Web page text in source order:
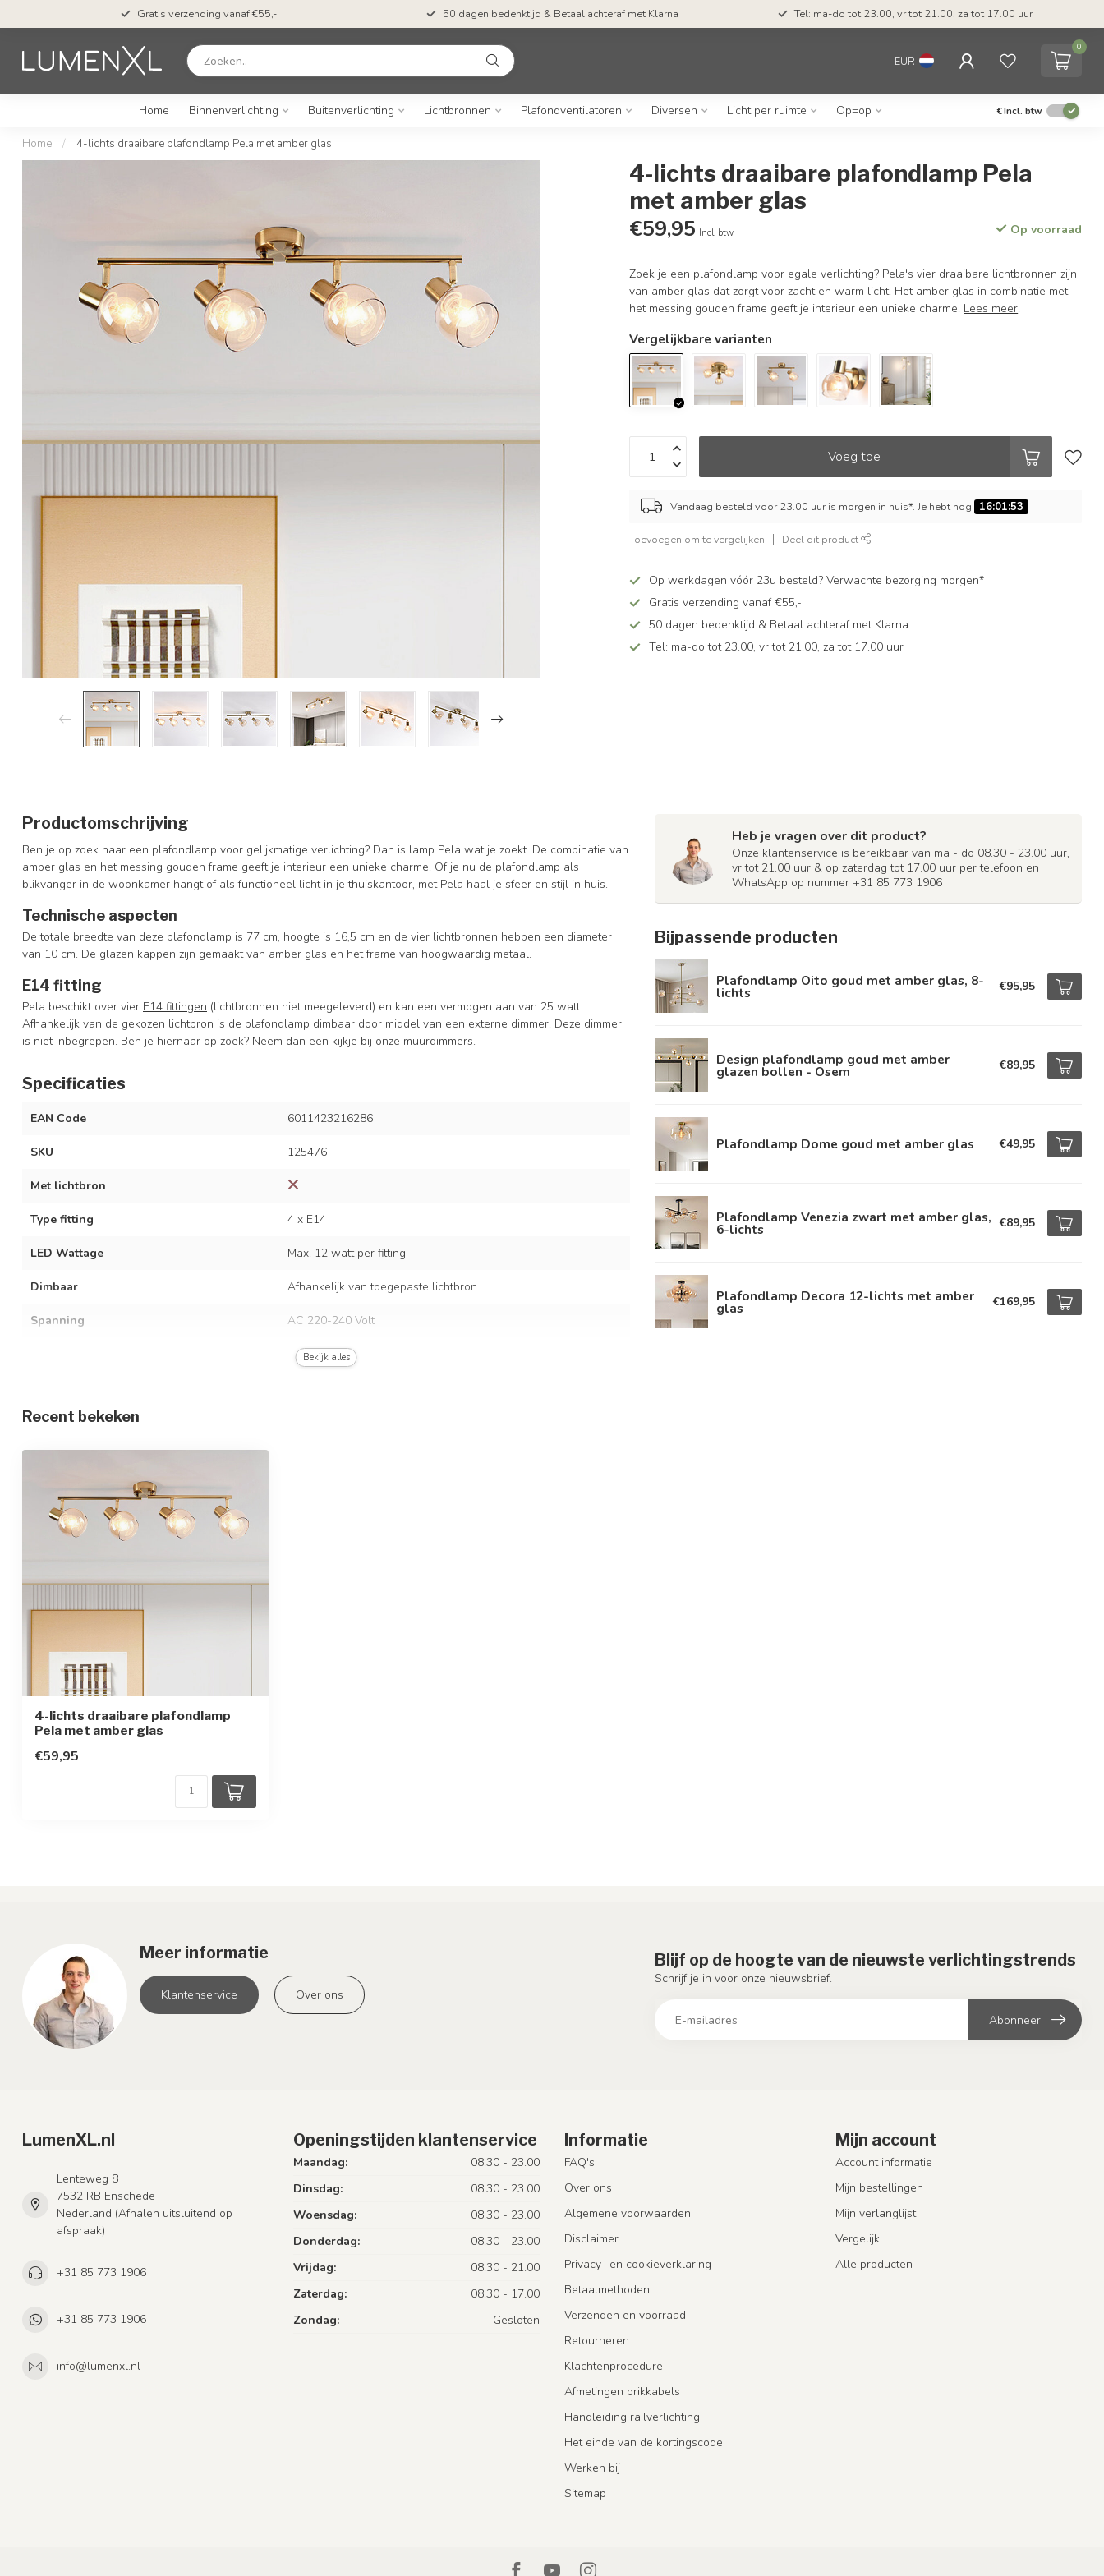
Gratis verzending vanaf €55,- 50 dagen bedenktijd & Betaal achteraf met Klarna Tel: ma-do tot 23.00, vr tot 21.00, za tot 17.00 uur
EUR
0
Home Binnenverlichting Buitenverlichting Lichtbronnen Plafondventilatoren Diversen Licht per ruimte Op=op €Incl. btw
Home / 4-lichts draaibare plafondlamp Pela met amber glas
4-lichts draaibare plafondlamp Pela
met amber glas
€59,95 Incl. btw Op voorraad
Zoek je een plafondlamp voor egale verlichting? Pela's vier draaibare lichtbronnen zijn
van amber glas dat zorgt voor zacht en warm licht. Het amber glas in combinatie met
het messing gouden frame geeft je interieur een unieke charme. Lees meer.
Vergelijkbare varianten
Voeg toe
Vandaag besteld voor 23.00 uur is morgen in huis*. Je hebt nog 16:01:52
Toevoegen om te vergelijken Deel dit product
Op werkdagen vóór 23u besteld? Verwachte bezorging morgen*
Gratis verzending vanaf €55,-
50 dagen bedenktijd & Betaal achteraf met Klarna
Tel: ma-do tot 23.00, vr tot 21.00, za tot 17.00 uur
Productomschrijving
Ben je op zoek naar een plafondlamp voor gelijkmatige verlichting? Dan is lamp Pela wat je zoekt. De combinatie van
amber glas en het messing gouden frame geeft je interieur een unieke charme. Of je nu de plafondlamp als
blikvanger in de woonkamer hangt of als functioneel licht in je thuiskantoor, met Pela haal je sfeer en stijl in huis.
Technische aspecten
De totale breedte van deze plafondlamp is 77 cm, hoogte is 16,5 cm en de vier lichtbronnen hebben een diameter
van 10 cm. De glazen kappen zijn gemaakt van amber glas en het frame van hoogwaardig metaal.
E14 fitting
Pela beschikt over vier E14 fittingen (lichtbronnen niet meegeleverd) en kan een vermogen aan van 25 watt.
Afhankelijk van de gekozen lichtbron is de plafondlamp dimbaar door middel van een externe dimmer. Deze dimmer
is niet inbegrepen. Ben je hiernaar op zoek? Neem dan een kijkje bij onze muurdimmers.
Specificaties
EAN Code 6011423216286
SKU 125476
Met lichtbron
Type fitting 4 x E14
LED Wattage Max. 12 watt per fitting
Dimbaar Afhankelijk van toegepaste lichtbron
Spanning AC 220-240 Volt
50/60 Hz
Materiaal
Afmetingen
In hoogte verstelbaar
Beschermingsgraad
Sensor
Bekijk alles
Heb je vragen over dit product?
Onze klantenservice is bereikbaar van ma - do 08.30 - 23.00 uur,
vr tot 21.00 uur & op zaterdag tot 17.00 uur per telefoon en
WhatsApp op nummer +31 85 773 1906
Bijpassende producten
Plafondlamp Oito goud met amber glas, 8-
lichts €95,95
Design plafondlamp goud met amber
glazen bollen - Osem €89,95
Plafondlamp Dome goud met amber glas €49,95
Plafondlamp Venezia zwart met amber glas,
6-lichts €89,95
Plafondlamp Decora 12-lichts met amber
glas €169,95
Recent bekeken
4-lichts draaibare plafondlamp
Pela met amber glas
€59,95
Meer informatie
Klantenservice Over ons
Blijf op de hoogte van de nieuwste verlichtingstrends
Schrijf je in voor onze nieuwsbrief.
Abonneer
LumenXL.nl
Lenteweg 8
7532 RB Enschede
Nederland (Afhalen uitsluitend op
afspraak)
+31 85 773 1906
+31 85 773 1906
info@lumenxl.nl
Openingstijden klantenservice
Maandag:
08.30 - 23.00
Dinsdag:
08.30 - 23.00
Woensdag:
08.30 - 23.00
Donderdag:
08.30 - 23.00
Vrijdag:
08.30 - 21.00
Zaterdag:
08.30 - 17.00
Zondag:
Gesloten
Informatie
FAQ's
Over ons
Algemene voorwaarden
Disclaimer
Privacy- en cookieverklaring
Betaalmethoden
Verzenden en voorraad
Retourneren
Klachtenprocedure
Afmetingen prikkabels
Handleiding railverlichting
Het einde van de kortingscode
Werken bij
Sitemap
Mijn account
Account informatie
Mijn bestellingen
Mijn verlanglijst
Vergelijk
Alle producten